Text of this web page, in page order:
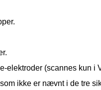
elektroder (scannes kun i
ikke er nævnt i de tre